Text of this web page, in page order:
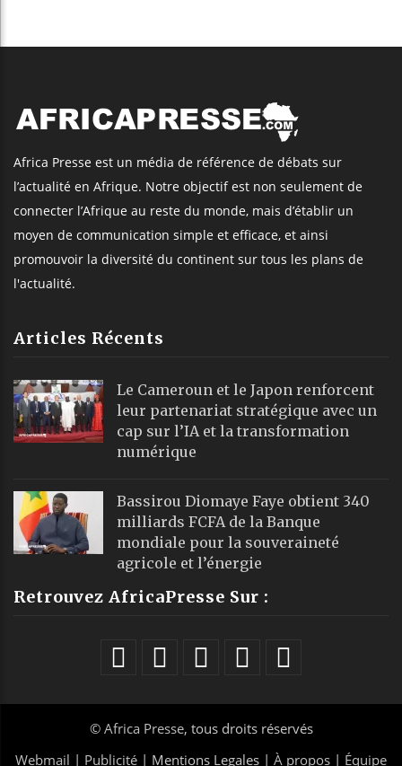
Africa Presse est un média de référence de débats sur
l’actualité en Afrique. Notre objectif est non seulement de
connecter l’Afrique au reste du monde, mais d’établir un
moyen de communication simple et efficace, et ainsi
promouvoir la diversité du continent sur tous les plans de
l'actualité.
Articles Récents
Le Cameroun et le Japon renforcent
leur partenariat stratégique avec un
cap sur l’IA et la transformation
numérique
Bassirou Diomaye Faye obtient 340
milliards FCFA de la Banque
mondiale pour la souveraineté
agricole et l’énergie
Retrouvez AfricaPresse Sur :
© Africa Presse, tous droits réservés
Webmail | Publicité | Mentions Legales | À propos | Équipe